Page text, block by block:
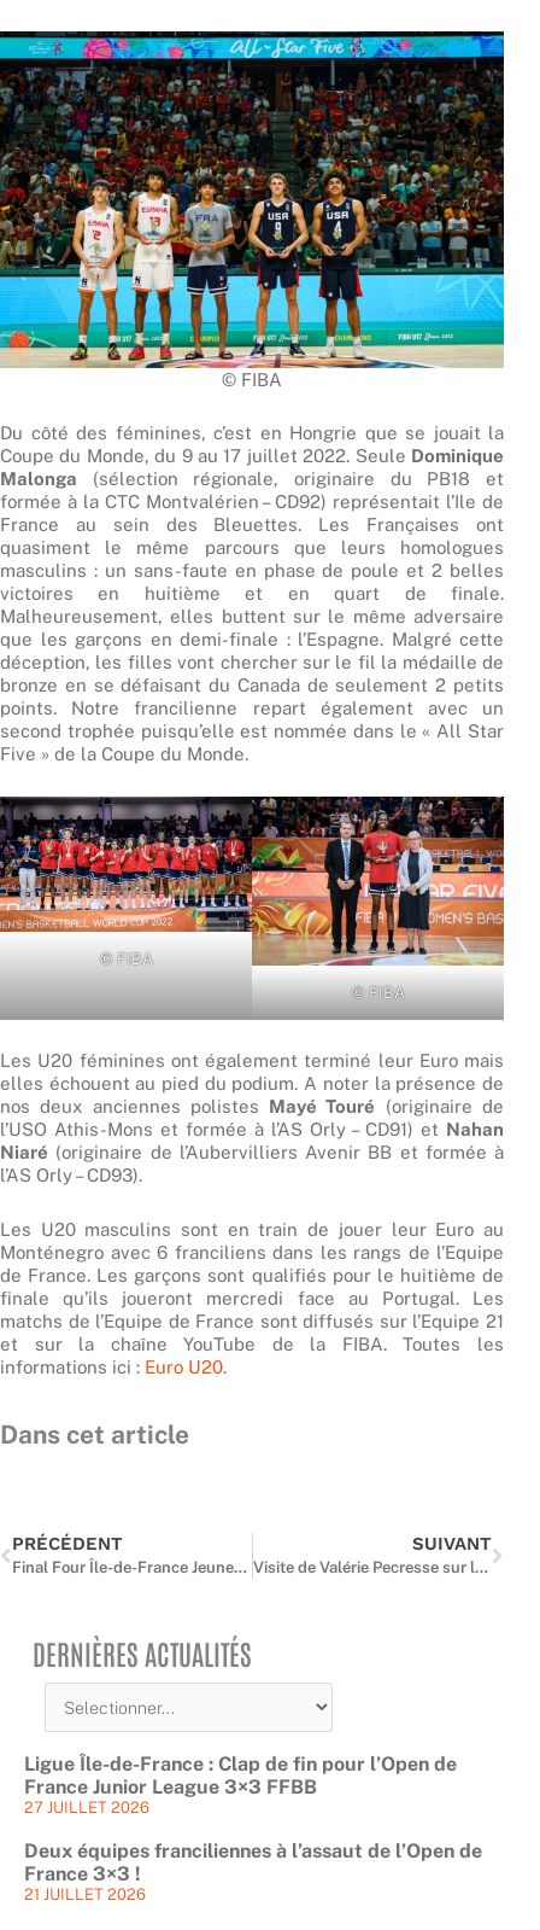
© FIBA
Du côté des féminines, c’est en Hongrie que se jouait la
Coupe du Monde, du 9 au 17 juillet 2022. Seule Dominique
Malonga (sélection régionale, originaire du PB18 et
formée à la CTC Montvalérien – CD92) représentait l’Ile de
France au sein des Bleuettes. Les Françaises ont
quasiment le même parcours que leurs homologues
masculins : un sans-faute en phase de poule et 2 belles
victoires en huitième et en quart de finale.
Malheureusement, elles buttent sur le même adversaire
que les garçons en demi-finale : l’Espagne. Malgré cette
déception, les filles vont chercher sur le fil la médaille de
bronze en se défaisant du Canada de seulement 2 petits
points. Notre francilienne repart également avec un
second trophée puisqu’elle est nommée dans le « All Star
Five » de la Coupe du Monde.
© FIBA
© FIBA
Les U20 féminines ont également terminé leur Euro mais
elles échouent au pied du podium. A noter la présence de
nos deux anciennes polistes Mayé Touré (originaire de
l’USO Athis-Mons et formée à l’AS Orly – CD91) et Nahan
Niaré (originaire de l’Aubervilliers Avenir BB et formée à
l’AS Orly – CD93).
Les U20 masculins sont en train de jouer leur Euro au
Monténegro avec 6 franciliens dans les rangs de l’Equipe
de France. Les garçons sont qualifiés pour le huitième de
finale qu’ils joueront mercredi face au Portugal. Les
matchs de l’Equipe de France sont diffusés sur l’Equipe 21
et sur la chaîne YouTube de la FIBA. Toutes les
informations ici : Euro U20.
Dans cet article
PRÉCÉDENT
Final Four Île-de-France Jeunes : L’élite régional connait désormais ses nouveaux champions
SUIVANT
Visite de Valérie Pecresse sur le Summer Camp
DERNIÈRES ACTUALITÉS
Ligue Île-de-France : Clap de fin pour l’Open de
France Junior League 3×3 FFBB
27 JUILLET 2026
Deux équipes franciliennes à l’assaut de l’Open de
France 3×3 !
21 JUILLET 2026